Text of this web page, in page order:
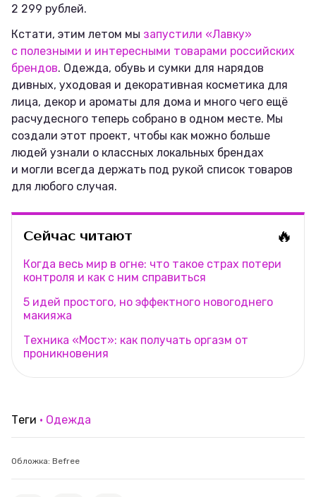
2 299 рублей.
Кстати, этим летом мы запустили «Лавку»
с полезными и интересными товарами российских
брендов. Одежда, обувь и сумки для нарядов
дивных, уходовая и декоративная косметика для
лица, декор и ароматы для дома и много чего ещё
расчудесного теперь собрано в одном месте. Мы
создали этот проект, чтобы как можно больше
людей узнали о классных локальных брендах
и могли всегда держать под рукой список товаров
для любого случая.
Сейчас читают 🔥
Когда весь мир в огне: что такое страх потери
контроля и как с ним справиться
5 идей простого, но эффектного новогоднего
макияжа
Техника «Мост»: как получать оргазм от
проникновения
Теги Одежда
Обложка: Befree